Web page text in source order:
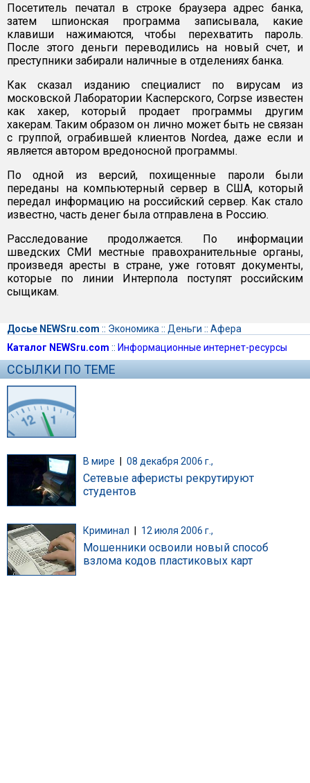
Посетитель печатал в строке браузера адрес банка,
затем шпионская программа записывала, какие
клавиши нажимаются, чтобы перехватить пароль.
После этого деньги переводились на новый счет, и
преступники забирали наличные в отделениях банка.
Как сказал изданию специалист по вирусам из
московской Лаборатории Касперского, Corpse известен
как хакер, который продает программы другим
хакерам. Таким образом он лично может быть не связан
с группой, ограбившей клиентов Nordea, даже если и
является автором вредоносной программы.
По одной из версий, похищенные пароли были
переданы на компьютерный сервер в США, который
передал информацию на российский сервер. Как стало
известно, часть денег была отправлена в Россию.
Расследование продолжается. По информации
шведских СМИ местные правохранительные органы,
произведя аресты в стране, уже готовят документы,
которые по линии Интерпола поступят российским
сыщикам.
Досье NEWSru.com :: Экономика :: Деньги :: Афера
Каталог NEWSru.com :: Информационные интернет-ресурсы
ССЫЛКИ ПО ТЕМЕ
В мире | 08 декабря 2006 г.,
Сетевые аферисты рекрутируют
студентов
Криминал 12 июля 2006 г.,
Мошенники освоили новый способ
взлома кодов пластиковых карт